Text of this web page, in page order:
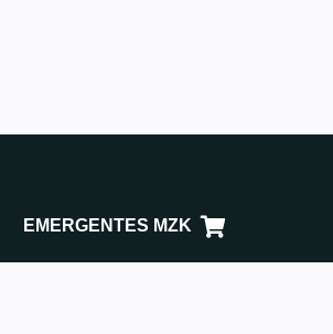
EMERGENTES MZK